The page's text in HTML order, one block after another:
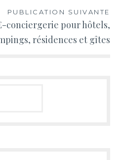
PUBLICATION SUIVANTE
conciergerie pour hôtels,
résidences et gîtes